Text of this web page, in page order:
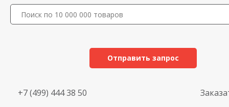
Отправить запрос
+7 (499) 444 38 50